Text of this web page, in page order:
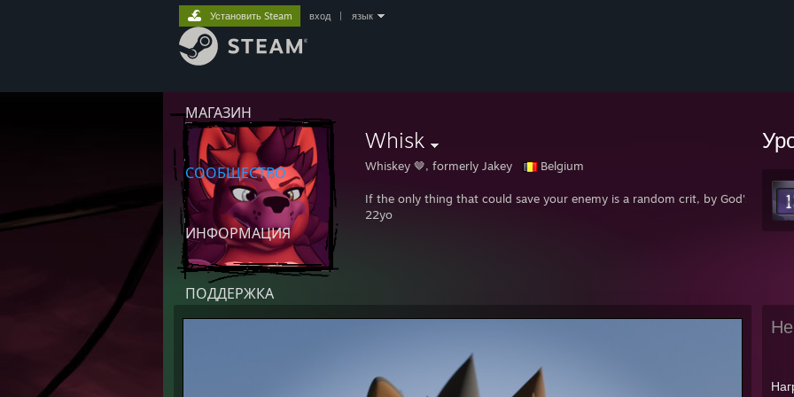
МАГАЗИН
СООБЩЕСТВО
ИНФОРМАЦИЯ
ПОДДЕРЖКА
Установить Steam вход язык
Whisk
Whiskey 🤎, formerly Jakey Belgium
If the only thing that could save your enemy is a random crit, by God's own
22yo